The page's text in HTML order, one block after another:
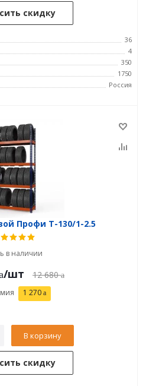
скидку
36
4
350
1750
Россия
Профи Т-130/1-2.5
в наличии
/шт 12 680
1 270
В корзину
скидку